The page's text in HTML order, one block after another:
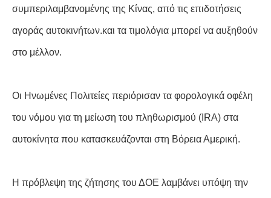
συμπεριλαμβανομένης της Κίνας, από τις επιδοτήσεις
αγοράς αυτοκινήτων.και τα τιμολόγια μπορεί να αυξηθούν
στο μέλλον.
Οι Ηνωμένες Πολιτείες περιόρισαν τα φορολογικά οφέλη
του νόμου για τη μείωση του πληθωρισμού (IRA) στα
αυτοκίνητα που κατασκευάζονται στη Βόρεια Αμερική.
Η πρόβλεψη της ζήτησης του ΔΟΕ λαμβάνει υπόψη την